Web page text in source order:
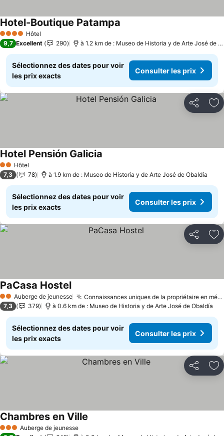
4 Étoiles Hôtel
Hotel-Boutique Patampa
9,7 Excellent 290 à 1.2 km de : Museo de Historia y de Arte José de
Sélectionnez des dates pour voir
les prix exacts
Consulter les prix
Partager
2 Étoiles
Hôtel
Hotel Pensión Galicia
7,3 78 à 1.9 km de : Museo de Historia y de Arte José de Obaldía
Sélectionnez des dates pour voir
les prix exacts
Consulter les prix
Partager
2 ÉtoilesAuberge de jeunesse Connaissances uniques de la propriétaire en médecine chinoise
PaCasa HostelConsulter les prix
7,3 379 à 0.6 km de : Museo de Historia y de Arte José de Obaldía
Sélectionnez des dates pour voir
les prix exacts
Consulter les prix
Partager
3 ÉtoilesAuberge de jeunesse
Chambres en Ville